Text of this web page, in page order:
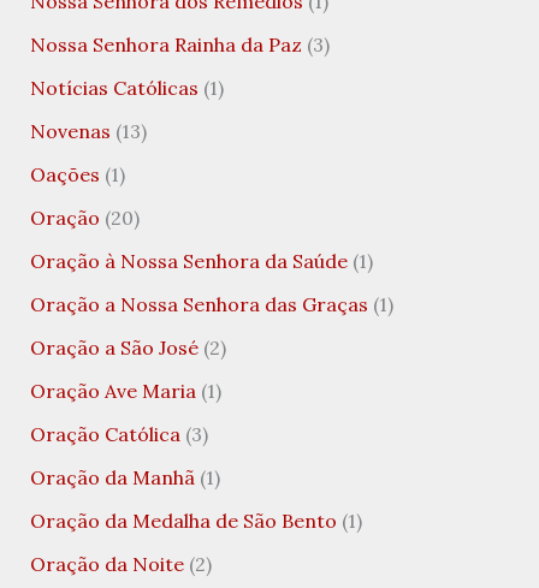
Nossa Senhora Rainha da Paz (3)
Notícias Católicas (1)
Novenas (13)
Oações (1)
Oração (20)
Oração à Nossa Senhora da Saúde(1)
Oração a Nossa Senhora das Graças (1)
Oração a São José(2)
Oração Ave Maria(1)
Oração Católica(3)
Oração da Manhã(1)
Oração da Medalha de São Bento (1)
Oração da Noite(2)